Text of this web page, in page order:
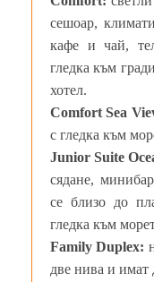
сешоар,
кафе и чай,
гледка към
хотел.
Comfort Sea
с гледка към
Junior Suite
сядане,
се близо до
гледка към
Family Duplex:
две нива и имат